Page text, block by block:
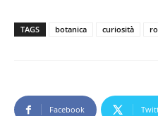
TAGS botanica curiosità
Facebook